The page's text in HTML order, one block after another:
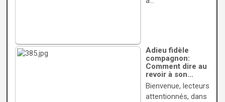
Adieu fidèle
compagnon:
Comment dire au
revoir à son…
Bienvenue, lecteurs
attentionnés, dans